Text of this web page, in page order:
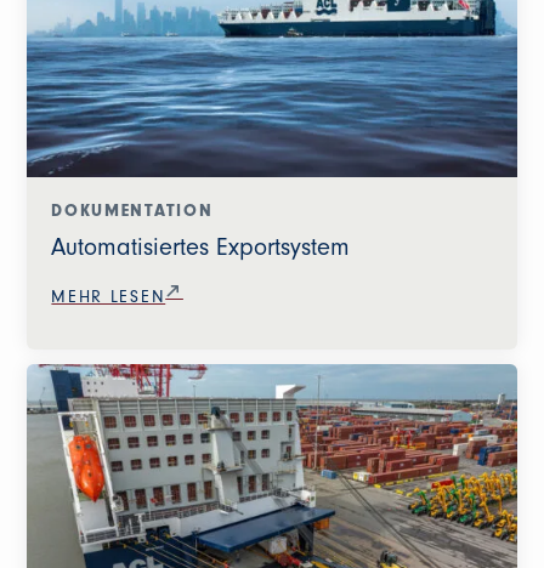
DOKUMENTATION
Automatisiertes Exportsystem
MEHR LESEN